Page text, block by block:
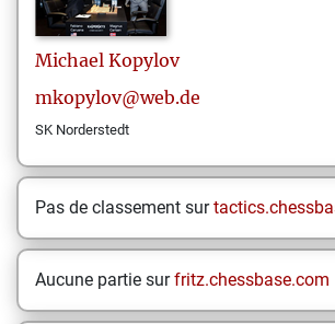
Michael Kopylov
mkopylov@web.de
SK Norderstedt
Pas de classement sur
Aucune partie surfritz.chessbase.com